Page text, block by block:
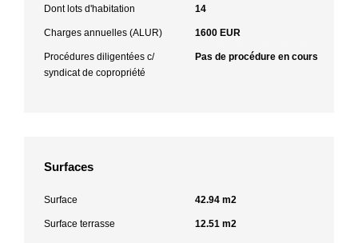
Dont lots d'habitation 14
Charges annuelles (ALUR) 1600 EUR
Procédures diligentées c/
syndicat de copropriété
Pas de procédure en cours
Surfaces
Surface 42.94 m2
Surface terrasse 12.51 m2